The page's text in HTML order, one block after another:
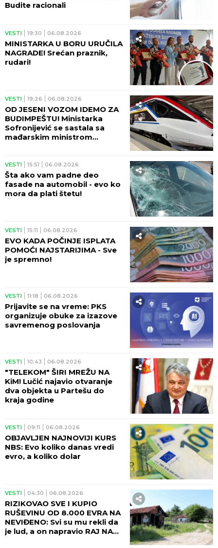
Budite racionali
VESTI 19:30 06.08.2026
MINISTARKA U BORU URUČILA
NAGRADE! Srećan praznik,
rudari!
VESTI 19:26 06.08.2026
OD JESENI VOZOM IDEMO ZA
BUDIMPEŠTU! Ministarka
Sofronijević se sastala sa
mađarskim ministrom
VESTI 15:51 06.08.2026
Šta ako vam padne deo
fasade na automobil - evo ko
mora da plati štetu!
VESTI 15:11 06.08.2026
EVO KADA POČINJE ISPLATA
POMOĆI NAJSTARIJIMA - Sve
je spremno!
VESTI 11:18 06.08.2026
Prijavite se na vreme: PKS
organizuje obuke za izazove
savremenog poslovanja
VESTI 10:43 06.08.2026
"TELEKOM" ŠIRI MREŽU NA
KiM! Lučić najavio otvaranje
dva objekta u Partešu do
kraja godine
VESTI 09:11 06.08.2026
OBJAVLJEN NAJNOVIJI KURS
NBS: Evo koliko danas vredi
evro, a koliko dolar
VESTI 04:30 06.08.2026
RIZIKOVAO SVE I KUPIO
RUŠEVINU OD 8.000 EVRA NA
NEVIĐENO: Svi su mu rekli da
je lud, a on napravio RAJ NA